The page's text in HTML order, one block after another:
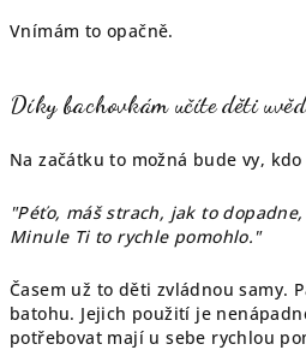
Vnímám to opačně.
Díky bachovkám učíte děti
Na začátku to možná bude vy,
"Péťo, máš strach, jak to
Minule Ti to rychle pomohlo."
Časem už to děti zvládnou samy.
batohu. Jejich použití je
potřebovat mají u sebe rychlou